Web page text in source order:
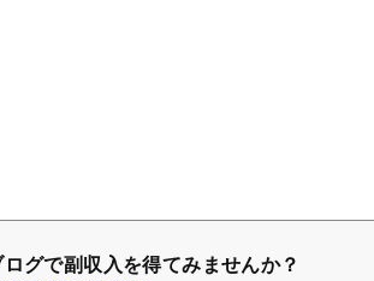
グで副収入を得てみませんか？